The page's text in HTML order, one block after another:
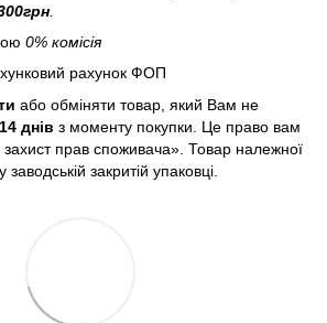
0% комісія
рахунок ФОП
або обміняти товар, який Вам не
днів з моменту покупки. Це право вам
захист прав споживача». Товар належної
закритій упаковці.